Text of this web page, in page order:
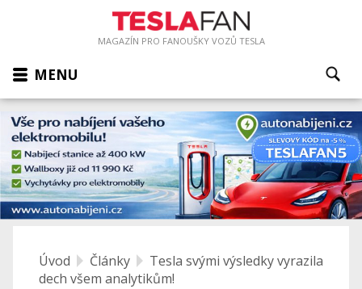
MAGAZÍN PRO FANOUŠKY VOZŮ TESLA
MENU
Úvod Články
Tesla svými výsledky vyrazila
dech všem analytikům!